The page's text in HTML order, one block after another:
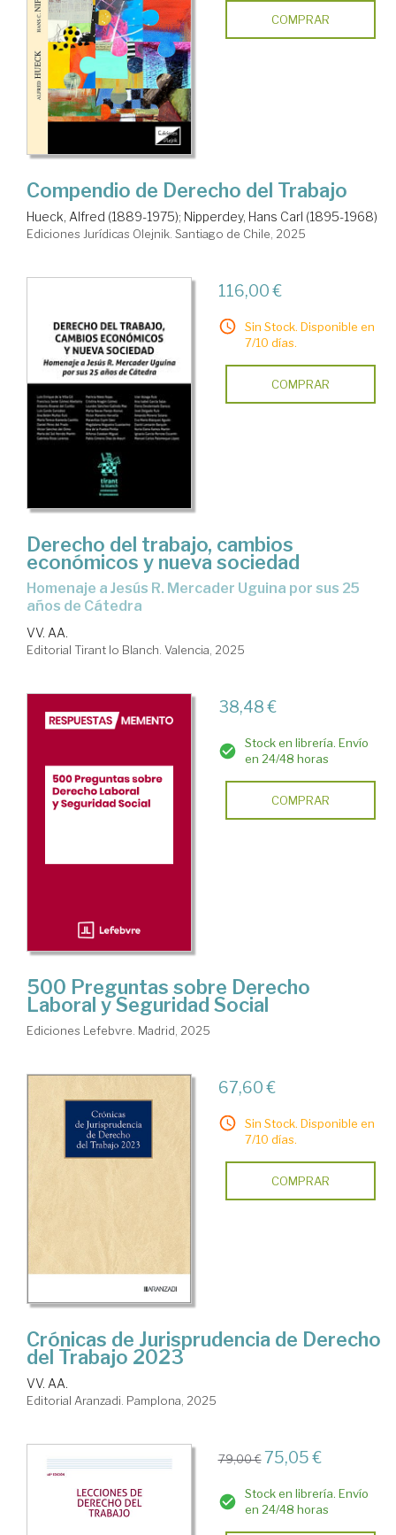
COMPRAR
Compendio de Derecho del Trabajo
Hueck, Alfred (1889-1975); Nipperdey, Hans Carl (1895-1968)
Ediciones Jurídicas Olejnik. Santiago de Chile, 2025
116,00 €
Sin Stock. Disponible en
7/10 días.
COMPRAR
Derecho del trabajo, cambios
económicos y nueva sociedad
Homenaje a Jesús R. Mercader Uguina por sus 25
años de Cátedra
VV. AA.
Editorial Tirant lo Blanch. Valencia, 2025
38,48 €
Stock en librería. Envío
en 24/48 horas
COMPRAR
500 Preguntas sobre Derecho
Laboral y Seguridad Social
Ediciones Lefebvre. Madrid, 2025
67,60 €
Sin Stock. Disponible en
7/10 días.
COMPRAR
Crónicas de Jurisprudencia de Derecho
del Trabajo 2023
VV. AA.
Editorial Aranzadi. Pamplona, 2025
79,00 € 75,05 €
Stock en librería. Envío
en 24/48 horas